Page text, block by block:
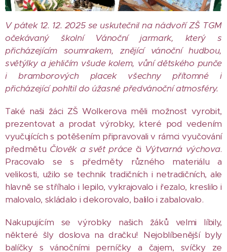
V pátek 12. 12. 2025 se uskutečnil na nádvoří ZŠ TGM
očekávaný školní Vánoční jarmark, který s
přicházejícím soumrakem, znějící vánoční hudbou,
světýlky a jehličím všude kolem, vůní dětského punče
i bramborových placek všechny přítomné i
přicházející pohltil do úžasné předvánoční atmosféry.
Také naši žáci ZŠ Wolkerova měli možnost vyrobit,
prezentovat a prodat výrobky, které pod vedením
vyučujících s potěšením připravovali v rámci vyučování
předmětu Člověk a svět práce či Výtvarná výchova.
Pracovalo se s předměty různého materiálu a
velikosti, užilo se technik tradičních i netradičních, ale
hlavně se stříhalo i lepilo, vykrajovalo i řezalo, kreslilo i
malovalo, skládalo i dekorovalo, balilo i zabalovalo.
Nakupujícím se výrobky našich žáků velmi líbily,
některé šly doslova na dračku! Nejoblíbenější byly
balíčky s vánočními perníčky a čajem, svíčky ze